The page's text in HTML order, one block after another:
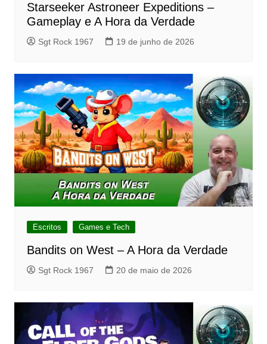
Starseeker Astroneer Expeditions –
Gameplay e A Hora da Verdade
Sgt Rock 1967 19 de junho de 2026
Escritos Games e Tech
Bandits on West – A Hora da Verdade
Sgt Rock 1967 20 de maio de 2026